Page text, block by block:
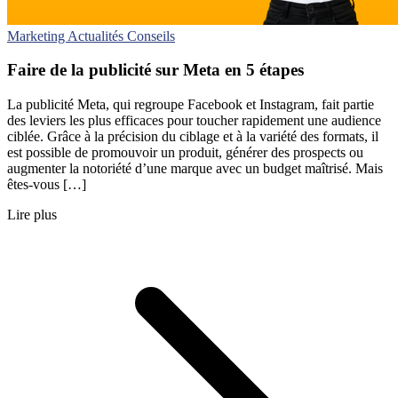
Marketing Actualités Conseils
Faire de la publicité sur Meta en 5 étapes
La publicité Meta, qui regroupe Facebook et Instagram, fait partie
des leviers les plus efficaces pour toucher rapidement une audience
ciblée. Grâce à la précision du ciblage et à la variété des formats, il
est possible de promouvoir un produit, générer des prospects ou
augmenter la notoriété d’une marque avec un budget maîtrisé. Mais
êtes-vous […]
Lire plus